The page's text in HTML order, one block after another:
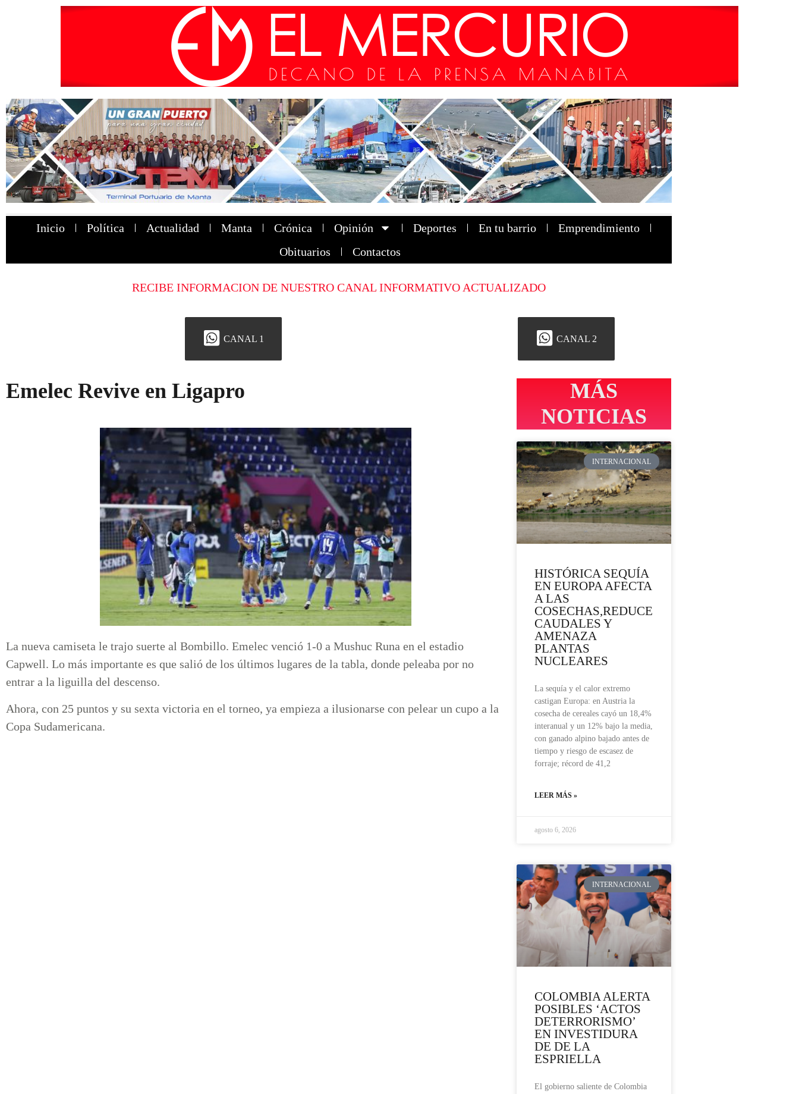
Inicio Política Actualidad Manta Crónica Opinión Deportes En tu barrio
Emprendimiento
Obituarios
Contactos
RECIBE INFORMACION DE NUESTRO CANAL INFORMATIVO ACTUALIZADO
CANAL 1 CANAL 2
Emelec Revive en Ligapro
La nueva camiseta le trajo suerte al Bombillo. Emelec venció 1-0 a Mushuc Runa en el estadio
Capwell. Lo más importante es que salió de los últimos lugares de la tabla, donde peleaba por no
entrar a la liguilla del descenso.
Ahora, con 25 puntos y su sexta victoria en el torneo, ya empieza a ilusionarse con pelear un cupo a la
Copa Sudamericana.
MÁS
NOTICIAS
INTERNACIONAL
HISTÓRICA SEQUÍA
EN EUROPA AFECTA
A LAS
COSECHAS,REDUCE
CAUDALES Y
AMENAZA
PLANTAS
NUCLEARES
La sequía y el calor extremo
castigan Europa: en Austria la
cosecha de cereales cayó un 18,4%
interanual y un 12% bajo la media,
con ganado alpino bajado antes de
tiempo y riesgo de escasez de
forraje; récord de 41,2
LEER MÁS »
agosto 6, 2026
INTERNACIONAL
COLOMBIA ALERTA
POSIBLES ‘ACTOS
DETERRORISMO’
EN INVESTIDURA
DE DE LA
ESPRIELLA
El gobierno saliente de Colombia